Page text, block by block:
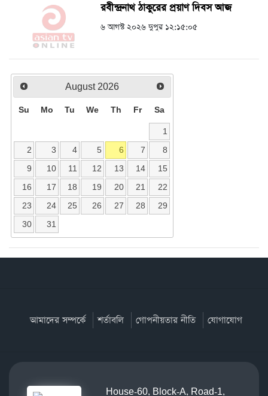
রবীন্দ্রনাথ ঠাকুরের প্রয়াণ দিবস আজ
৬ আগস্ট ২০২৬ দুপুর ১২:১৫:০৫
August 2026
Su Mo Tu We Th Fr Sa
1
2
3 4 5 6 7
8
9
10 11 12 13 14
15
16
17 18 19 20 21
22
23
24 25 26 27 28
29
30
31
আমাদের সম্পর্কে শর্তাবলি গোপনীয়তার নীতি যোগাযোগ
House-60, Block-A, Road-1,